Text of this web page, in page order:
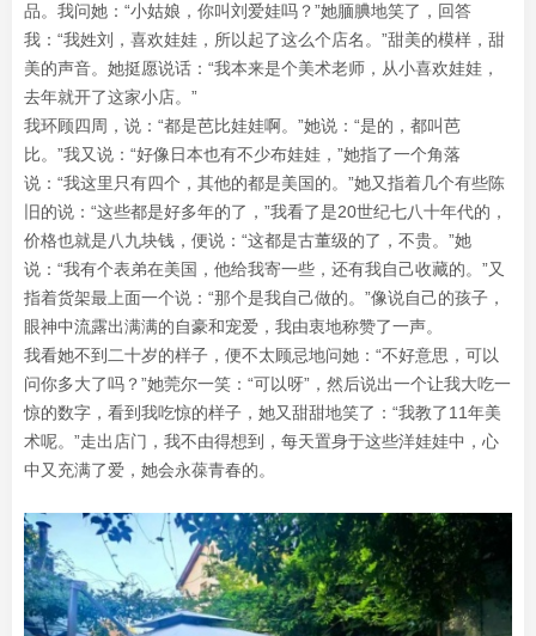
品。我问她：“小姑娘，你叫刘爱娃吗？”她腼腆地笑了，回答
我：“我姓刘，喜欢娃娃，所以起了这么个店名。”甜美的模样，甜
美的声音。她挺愿说话：“我本来是个美术老师，从小喜欢娃娃，
去年就开了这家小店。”
我环顾四周，说：“都是芭比娃娃啊。”她说：“是的，都叫芭
比。”我又说：“好像日本也有不少布娃娃，”她指了一个角落
说：“我这里只有四个，其他的都是美国的。”她又指着几个有些陈
旧的说：“这些都是好多年的了，”我看了是20世纪七八十年代的，
价格也就是八九块钱，便说：“这都是古董级的了，不贵。”她
说：“我有个表弟在美国，他给我寄一些，还有我自己收藏的。”又
指着货架最上面一个说：“那个是我自己做的。”像说自己的孩子，
眼神中流露出满满的自豪和宠爱，我由衷地称赞了一声。
我看她不到二十岁的样子，便不太顾忌地问她：“不好意思，可以
问你多大了吗？”她莞尔一笑：“可以呀”，然后说出一个让我大吃一
惊的数字，看到我吃惊的样子，她又甜甜地笑了：“我教了11年美
术呢。”走出店门，我不由得想到，每天置身于这些洋娃娃中，心
中又充满了爱，她会永葆青春的。